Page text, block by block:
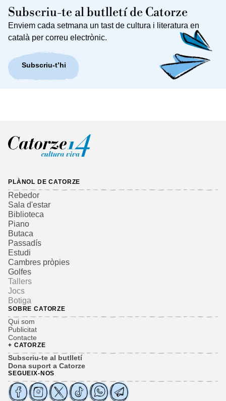
Subscriu-te al butlletí de Catorze
Enviem cada setmana un tast de cultura i literatura en
català per correu electrònic.
Subscriu-t’hi
PLÀNOL DE CATORZE
Rebedor
Sala d'estar
Biblioteca
Piano
Butaca
Passadís
Estudi
Cambres pròpies
Golfes
Tallers
Jocs
Botiga
SOBRE CATORZE
Qui som
Publicitat
Contacte
+ CATORZE
Subscriu-te al butlletí
Dona suport a Catorze
SEGUEIX-NOS